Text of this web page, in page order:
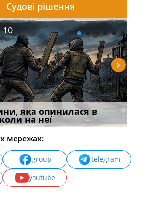
Судові рішення
10
яка опинилася в
на неї
мережах:
group
telegram
youtube